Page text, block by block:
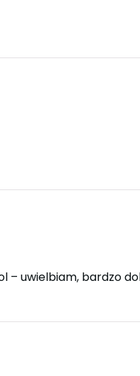
uwielbiam, bardzo